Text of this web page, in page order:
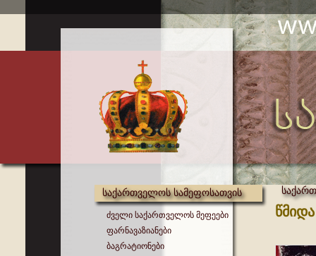
საქართველოს სამეფოსათვის
ძველი საქართველოს მეფეები
ფარნავაზიანები
ბაგრატიონები